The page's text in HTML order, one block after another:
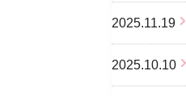
2025.11.19
2025.10.10